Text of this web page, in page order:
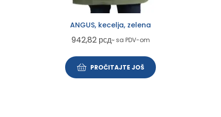
ANGUS, kecelja, zelena
942,82 рсд~ sa PDV-om
PROČITAJTE JOŠ